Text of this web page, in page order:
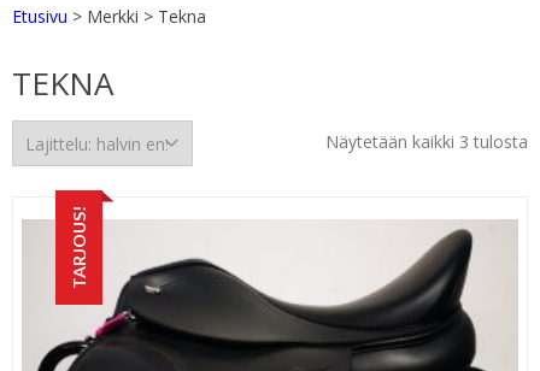
Etusivu > Merkki > Tekna
TEKNA
Näytetään kaikki 3 tulosta
TARJOUS!